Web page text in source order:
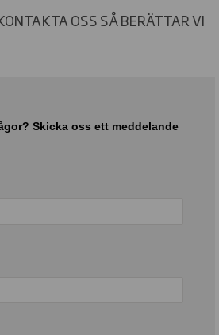
OSS SÅ BERÄTTAR VI
Skicka oss ett meddelande